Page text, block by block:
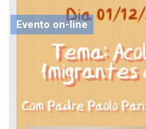
Evento on-line